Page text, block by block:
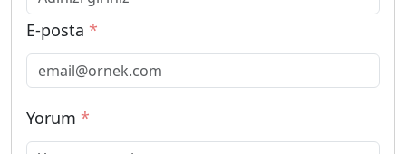
E-posta *
Yorum *